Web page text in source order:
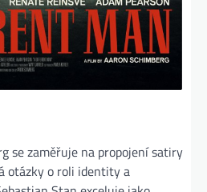
se zaměřuje na propojení satiry
otázky o roli identity a